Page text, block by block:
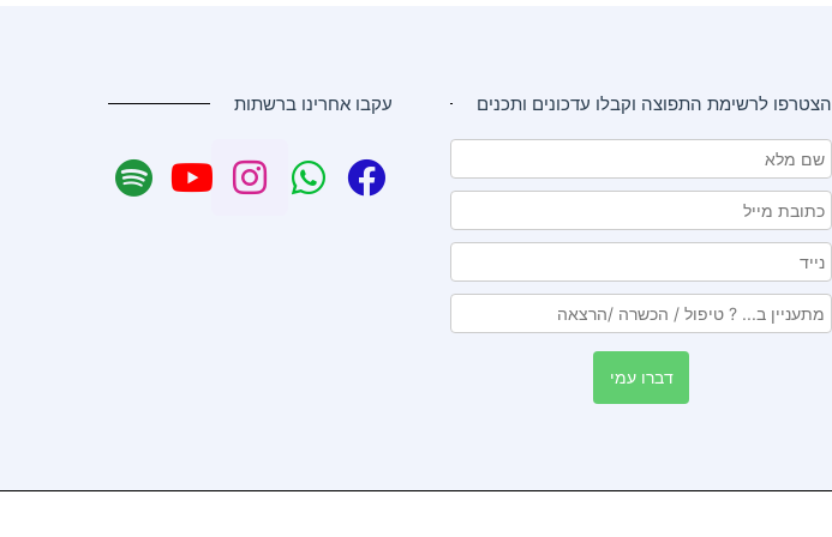
הצטרפו לרשימת התפוצה וקבלו עדכונים ותכנים עקבו אחרינו ברשתות